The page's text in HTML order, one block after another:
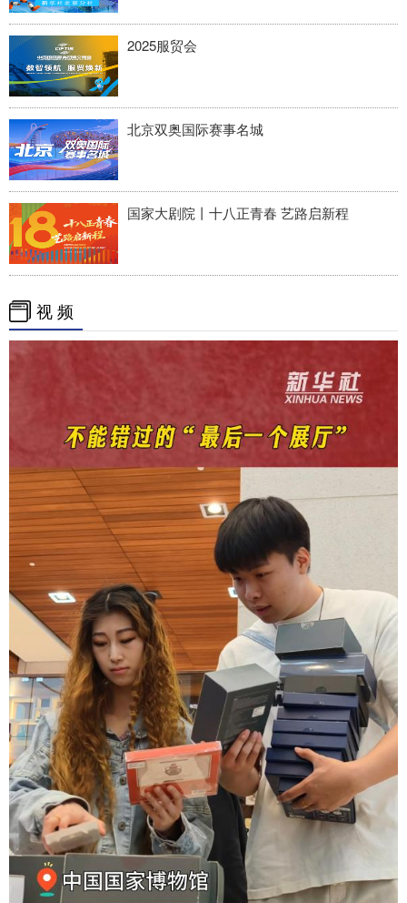
2025服贸会
北京双奥国际赛事名城
国家大剧院丨十八正青春 艺路启新程
视 频